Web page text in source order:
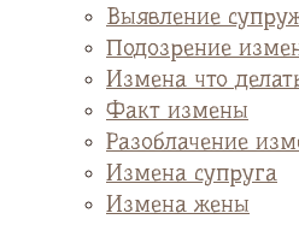
Выявление
Подозрение
Измена что
Факт измены
Разоблачение
Измена супруга
Измена жены